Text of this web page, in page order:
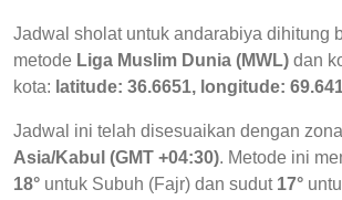
Jadwal sholat untuk andarabiya dihitung
metode Liga Muslim Dunia (MWL) dan
kota: latitude: 36.6651, longitude:
Jadwal ini telah disesuaikan dengan
Asia/Kabul (GMT +04:30). Metode ini
18° untuk Subuh (Fajr) dan sudut 17°